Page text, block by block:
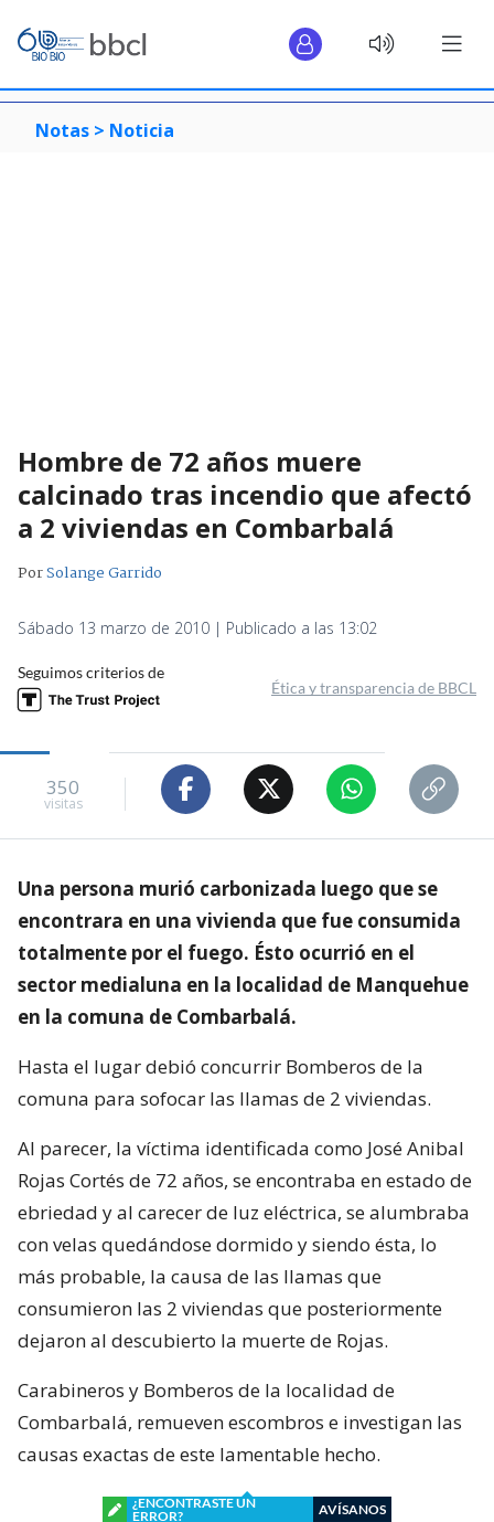
Notas > Noticia
Hombre de 72 años muere
calcinado tras incendio que afectó
a 2 viviendas en Combarbalá
PorSolange Garrido
Sábado 13 marzo de 2010 | Publicado a las 13:02
Seguimos criterios de
Ética y transparencia de BBCL
350
visitas
Una persona murió carbonizada luego que se
encontrara en una vivienda que fue consumida
totalmente por el fuego. Ésto ocurrió en el
sector medialuna en la localidad de Manquehue
en la comuna de Combarbalá.
Hasta el lugar debió concurrir Bomberos de la
comuna para sofocar las llamas de 2 viviendas.
Al parecer, la víctima identificada como José Anibal
Rojas Cortés de 72 años, se encontraba en estado de
ebriedad y al carecer de luz eléctrica, se alumbraba
con velas quedándose dormido y siendo ésta, lo
más probable, la causa de las llamas que
consumieron las 2 viviendas que posteriormente
dejaron al descubierto la muerte de Rojas.
Carabineros y Bomberos de la localidad de
Combarbalá, remueven escombros e investigan las
causas exactas de este lamentable hecho.
¿ENCONTRASTE UN
ERROR?
AVÍSANOS